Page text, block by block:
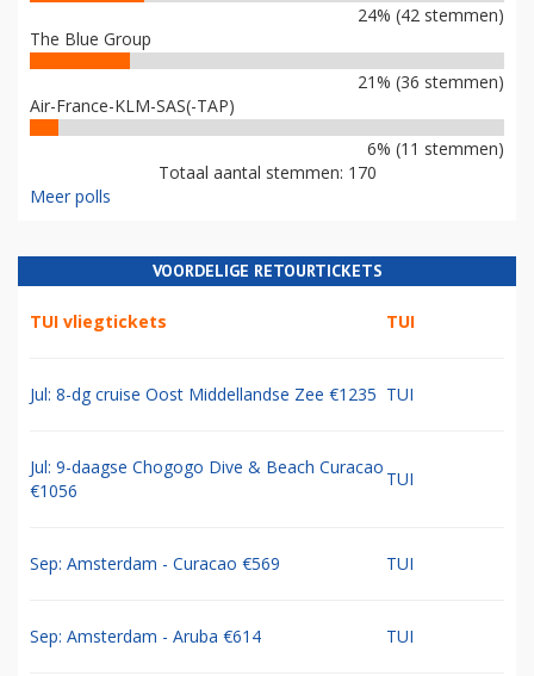
24% (42 stemmen)
The Blue Group
21% (36 stemmen)
Air-France-KLM-SAS(-TAP)
6% (11 stemmen)
Totaal aantal stemmen: 170
Meer polls
VOORDELIGE RETOURTICKETS
TUI vliegtickets TUI
Jul: 8-dg cruise Oost Middellandse Zee €1235 TUI
Jul: 9-daagse Chogogo Dive & Beach Curacao
€1056
TUI
Sep: Amsterdam - Curacao €569 TUI
Sep: Amsterdam - Aruba €614 TUI